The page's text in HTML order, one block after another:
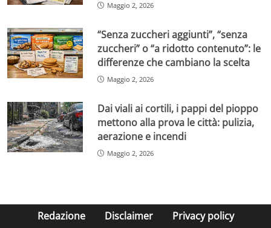
Maggio 2, 2026
“Senza zuccheri aggiunti”, “senza
zuccheri” o “a ridotto contenuto”: le
differenze che cambiano la scelta
Maggio 2, 2026
Dai viali ai cortili, i pappi del pioppo
mettono alla prova le città: pulizia,
aerazione e incendi
Maggio 2, 2026
Redazione Disclaimer Privacy policy